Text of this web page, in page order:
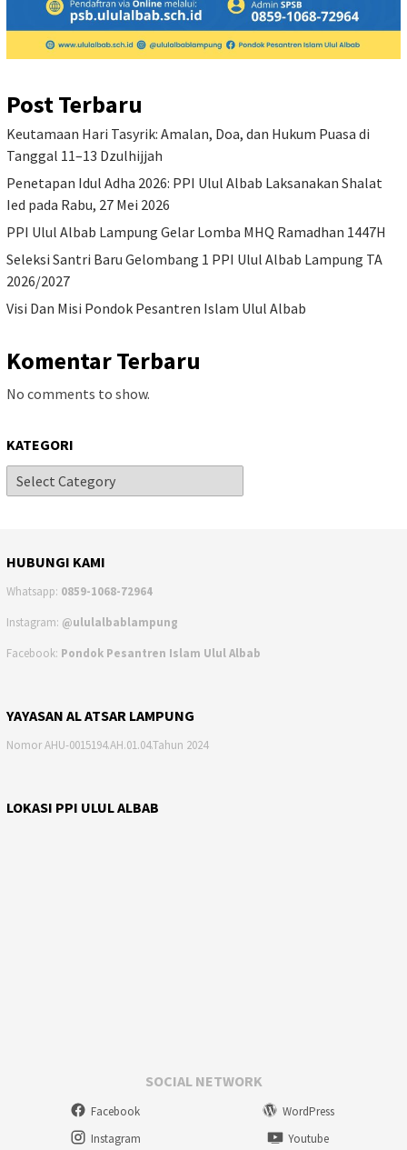
Post Terbaru
Keutamaan Hari Tasyrik: Amalan, Doa, dan Hukum Puasa di
Tanggal 11–13 Dzulhijjah
Penetapan Idul Adha 2026: PPI Ulul Albab Laksanakan Shalat
Ied pada Rabu, 27 Mei 2026
PPI Ulul Albab Lampung Gelar Lomba MHQ Ramadhan 1447H
Seleksi Santri Baru Gelombang 1 PPI Ulul Albab Lampung TA
2026/2027
Visi Dan Misi Pondok Pesantren Islam Ulul Albab
Komentar Terbaru
No comments to show.
KATEGORI
HUBUNGI KAMI
Whatsapp: 0859-1068-72964
Instagram: @ululalbablampung
Facebook: Pondok Pesantren Islam Ulul Albab
YAYASAN AL ATSAR LAMPUNG
Nomor AHU-0015194.AH.01.04.Tahun 2024
LOKASI PPI ULUL ALBAB
SOCIAL NETWORK
Facebook
WordPress
Instagram
Youtube